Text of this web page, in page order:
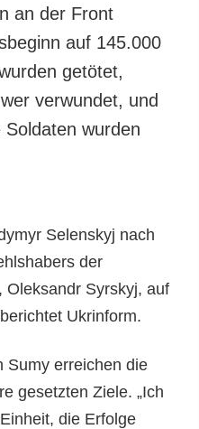
an der Front
auf 145.000
getötet,
verwundet, und
wurden
Selenskyj nach
der
Oleksandr Syrskyj, auf
Ukrinform.
Sumy erreichen die
gesetzten Ziele. „Ich
die Erfolge